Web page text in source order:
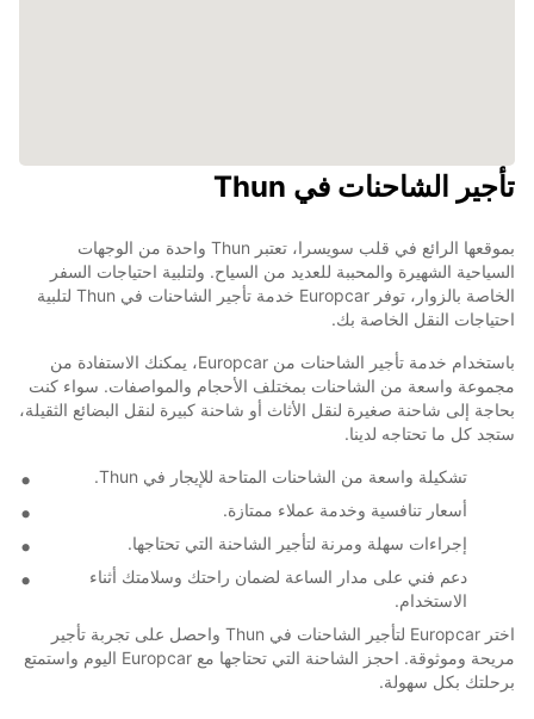
تأجير الشاحنات في Thun
بموقعها الرائع في قلب سويسرا، تعتبر Thun واحدة من الوجهات
السياحية الشهيرة والمحببة للعديد من السياح. ولتلبية احتياجات السفر
الخاصة بالزوار، توفر Europcar خدمة تأجير الشاحنات في Thun لتلبية
احتياجات النقل الخاصة بك.
باستخدام خدمة تأجير الشاحنات من Europcar، يمكنك الاستفادة من
مجموعة واسعة من الشاحنات بمختلف الأحجام والمواصفات. سواء كنت
بحاجة إلى شاحنة صغيرة لنقل الأثاث أو شاحنة كبيرة لنقل البضائع الثقيلة،
ستجد كل ما تحتاجه لدينا.
تشكيلة واسعة من الشاحنات المتاحة للإيجار في Thun.
أسعار تنافسية وخدمة عملاء ممتازة.
إجراءات سهلة ومرنة لتأجير الشاحنة التي تحتاجها.
دعم فني على مدار الساعة لضمان راحتك وسلامتك أثناء
الاستخدام.
اختر Europcar لتأجير الشاحنات في Thun واحصل على تجربة تأجير
مريحة وموثوقة. احجز الشاحنة التي تحتاجها مع Europcar اليوم واستمتع
برحلتك بكل سهولة.